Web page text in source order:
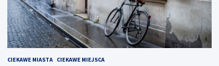
CIEKAWE MIASTA CIEKAWE MIEJSCA